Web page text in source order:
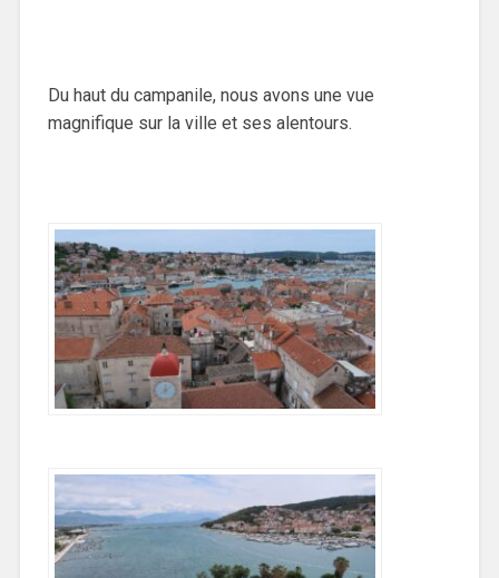
Du haut du campanile, nous avons une vue
magnifique sur la ville et ses alentours.